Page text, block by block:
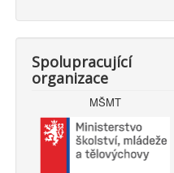
Spolupracující
organizace
MŠMT